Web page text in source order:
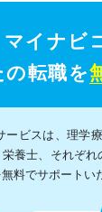
マイナビ
の転職を
ービスは、理学
養士、それぞ
料でサポート